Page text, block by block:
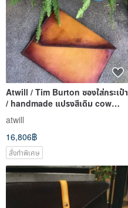
Atwill / Tim Burton ซองใส่กระเป๋า
/ handmade แปรงสีเดิม cow
cow clutch / magic ส
atwill
16,806฿
สั่งทำพิเศษ